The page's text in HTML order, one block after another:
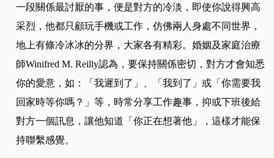
一段關係最討厭的事，便是對方的冷淡，即使你說得興高
采烈，他都只顧玩手機或工作，仿佛兩人身處不同世界，
地上有條冷冰冰的分界，大家各有精彩。婚姻及家庭治療
師Winifred M. Reilly認為，要保持關係密切，對方才會知悉
你的愛意，如：「我遲到了」、「我到了」或「你需要我
回家時等你嗎？」等，時常分享工作趣事，抑或下班後給
對方一個訊息，讓他知道「你正在想著他」，這樣才能保
持聯繫感覺。